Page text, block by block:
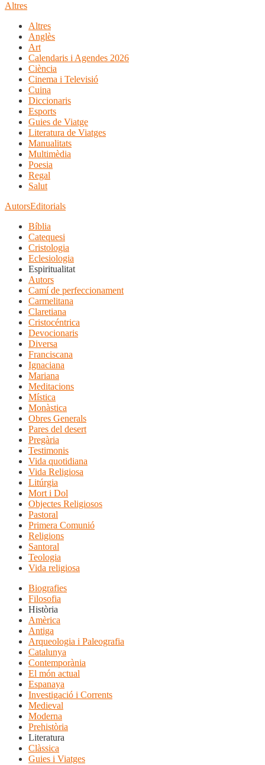
Altres
Altres
Anglès
Art
Calendaris i Agendes 2026
Ciència
Cinema i Televisió
Cuina
Diccionaris
Esports
Guies de Viatge
Literatura de Viatges
Manualitats
Multimèdia
Poesia
Regal
Salut
AutorsEditorials
Bíblia
Catequesi
Cristologia
Eclesiologia
Espiritualitat
Autors
Camí de perfeccionament
Carmelitana
Claretiana
Cristocéntrica
Devocionaris
Diversa
Franciscana
Ignaciana
Mariana
Meditacions
Mística
Monàstica
Obres Generals
Pares del desert
Pregària
Testimonis
Vida quotidiana
Vida Religiosa
Litúrgia
Mort i Dol
Objectes Religiosos
Pastoral
Primera Comunió
Religions
Santoral
Teologia
Vida religiosa
Biografies
Filosofia
Història
Amèrica
Antiga
Arqueologia i Paleografia
Catalunya
Contemporània
El món actual
Espanaya
Investigació i Corrents
Medieval
Moderna
Prehistòria
Literatura
Clàssica
Guies i Viatges